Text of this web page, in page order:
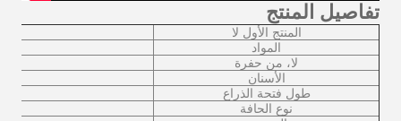
تفاصيل المنتج
المنتج الأول لا
المواد
لا، من حفرة
الأسنان
طول فتحة الذراع
نوع الحافة